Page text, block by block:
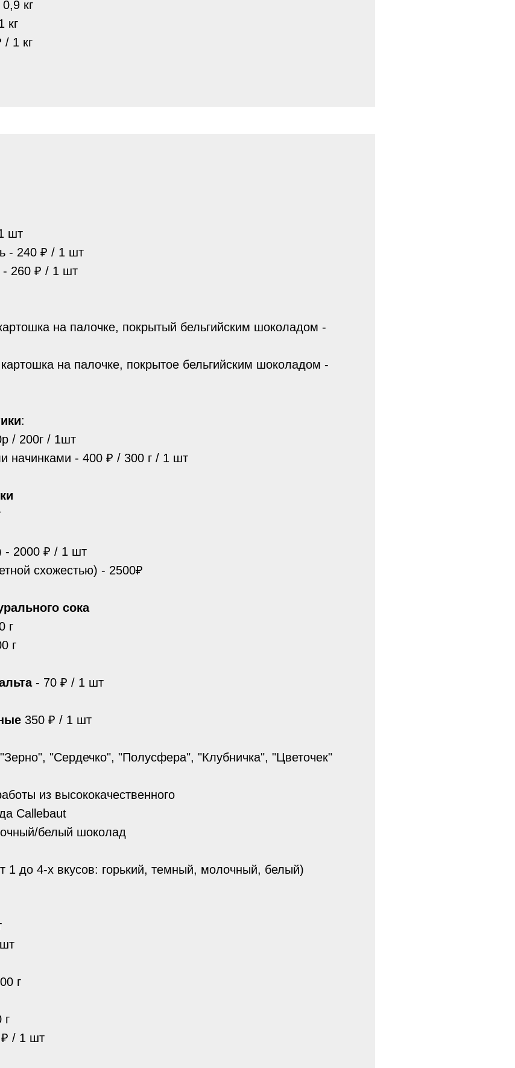
кг
кг
1 кг
шт
- 240 ₽ / 1 шт
260 ₽ / 1 шт
на палочке, покрытый бельгийским шоколадом -
на палочке, покрытое бельгийским шоколадом -
:
/ 200г / 1шт
начинками - 400 ₽ / 300 г / 1 шт
- 2000 ₽ / 1 шт
схожестью) - 2500₽
сока
г
г
- 70 ₽ / 1 шт
350 ₽ / 1 шт
"Сердечко", "Полусфера", "Клубничка", "Цветочек"
из высококачественного
Callebaut
белый шоколад
1 до 4-х вкусов: горький, темный, молочный, белый)
г
г
₽ / 1 шт